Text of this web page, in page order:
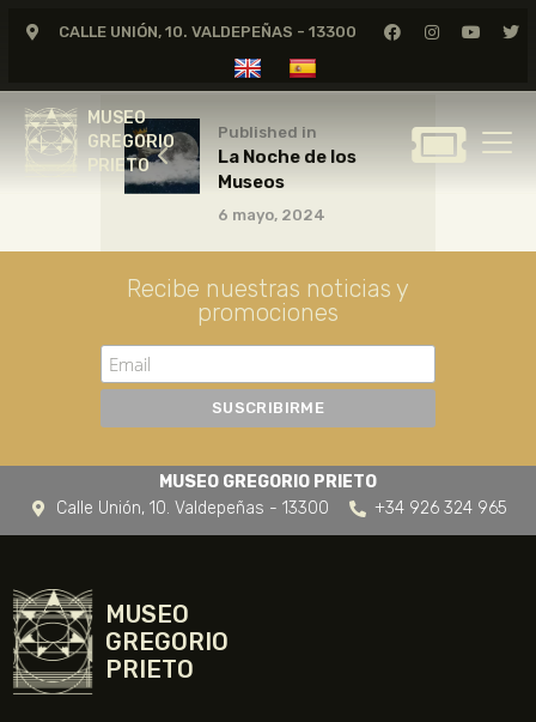
CALLE UNIÓN, 10. VALDEPEÑAS - 13300
MUSEO
GREGORIO
PRIETO
MUSEO
GREGORIO
GREGORIO PRIETO
CERTAMEN DE DIBUJO
FUNDACIÓN
TIENDA
NOTICIAS
Published in
La Noche de los
Museos
6 mayo, 2024
Recibe nuestras noticias y
promociones
MUSEO GREGORIO PRIETO
Calle Unión, 10. Valdepeñas - 13300
+34 926 324 965
MUSEO
GREGORIO
PRIETO